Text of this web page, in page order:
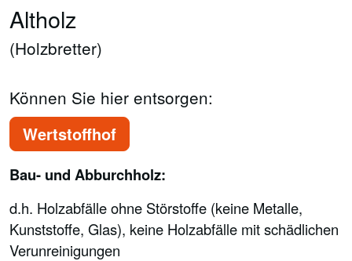
Altholz
(Holzbretter)
Können Sie hier entsorgen:
Wertstoffhof
Bau- und Abburchholz:
d.h. Holzabfälle ohne Störstoffe (keine Metalle,
Kunststoffe, Glas), keine Holzabfälle mit schädlichen
Verunreinigungen